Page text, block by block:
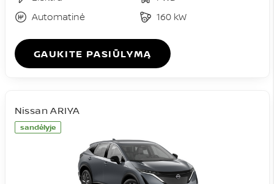
Automatinė
160 kW
GAUKITE PASIŪLYMĄ
sandėlyje
Nissan ARIYA